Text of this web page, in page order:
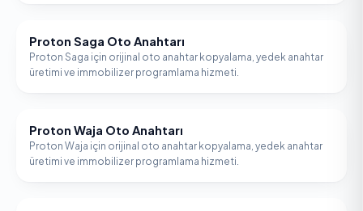
PROTON
Proton Saga Oto Anahtarı
Proton Saga için orijinal oto anahtar kopyalama, yedek anahtar
üretimi ve immobilizer programlama hizmeti.
PROTON
Proton Waja Oto Anahtarı
Proton Waja için orijinal oto anahtar kopyalama, yedek anahtar
üretimi ve immobilizer programlama hizmeti.